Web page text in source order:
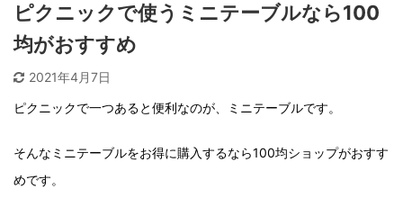
ピクニックで使うミニテーブルなら100
均がおすすめ
2021年4月7日
ピクニックで一つあると便利なのが、ミニテーブルです。
そんなミニテーブルをお得に購入するなら100均ショップがおすす
めです。